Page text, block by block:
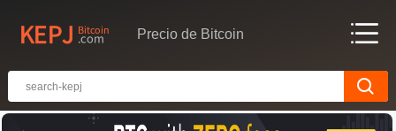
Precio de Bitcoin